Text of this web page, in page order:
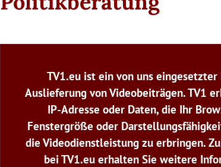
TV1.eu ist ein von uns
Auslieferung von Videobeiträgen. TV1
IP-Adresse oder Daten, die Ihr
Fenstergröße oder
die Videodienstleistung zu erbringen.
bei TV1.eu erhalten Sie weitere